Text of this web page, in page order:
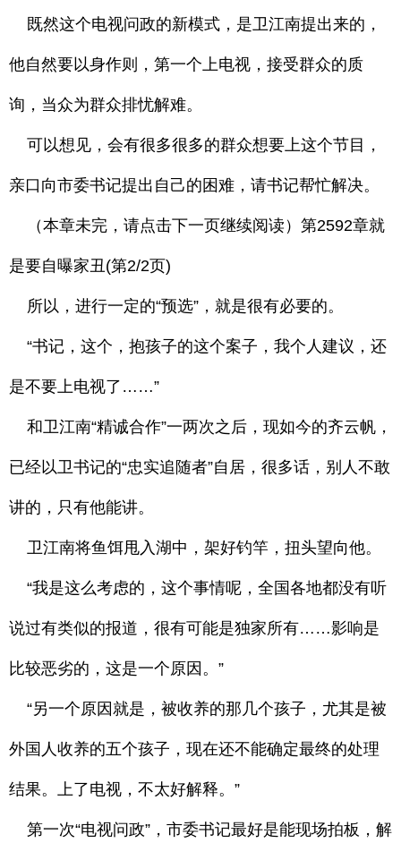
既然这个电视问政的新模式，是卫江南提出来的，
他自然要以身作则，第一个上电视，接受群众的质
询，当众为群众排忧解难。
可以想见，会有很多很多的群众想要上这个节目，
亲口向市委书记提出自己的困难，请书记帮忙解决。
（本章未完，请点击下一页继续阅读）第2592章就
是要自曝家丑(第2/2页)
所以，进行一定的“预选”，就是很有必要的。
“书记，这个，抱孩子的这个案子，我个人建议，还
是不要上电视了……”
和卫江南“精诚合作”一两次之后，现如今的齐云帆，
已经以卫书记的“忠实追随者”自居，很多话，别人不敢
讲的，只有他能讲。
卫江南将鱼饵甩入湖中，架好钓竿，扭头望向他。
“我是这么考虑的，这个事情呢，全国各地都没有听
说过有类似的报道，很有可能是独家所有……影响是
比较恶劣的，这是一个原因。”
“另一个原因就是，被收养的那几个孩子，尤其是被
外国人收养的五个孩子，现在还不能确定最终的处理
结果。上了电视，不太好解释。”
第一次“电视问政”，市委书记最好是能现场拍板，解